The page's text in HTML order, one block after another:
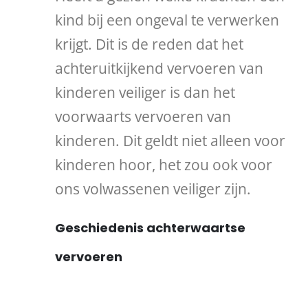
kind bij een ongeval te verwerken
krijgt. Dit is de reden dat het
achteruitkijkend vervoeren van
kinderen veiliger is dan het
voorwaarts vervoeren van
kinderen. Dit geldt niet alleen voor
kinderen hoor, het zou ook voor
ons volwassenen veiliger zijn.
Geschiedenis achterwaartse
vervoeren